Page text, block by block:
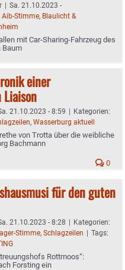
| Sa. 21.10.2023 -
Aib-Stimme, Blaulicht &
mit Car-Sharing-Fahrzeug des
Baum
einer
21.10.2023 - 8:59 | Kategorien:
, Wasserburg aktuell
von Trotta über die weibliche
Bachmann
0
für den guten
21.10.2023 - 8:28 | Kategorien:
Stimme, Schlagzeilen | Tags:
Rottmoos“:
Forsting ein